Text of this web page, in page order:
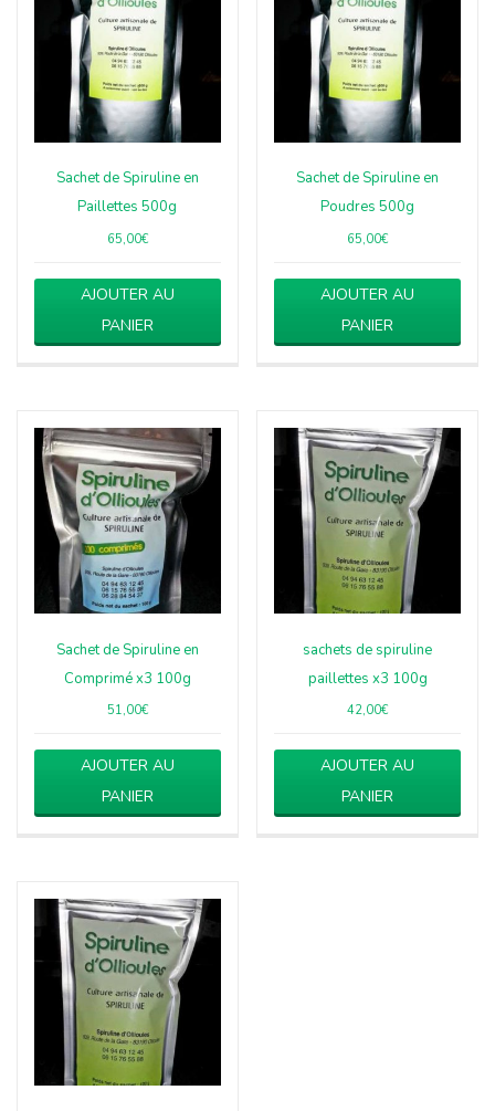
Sachet de Spiruline en
Paillettes 500g
65,00€
AJOUTER AU
PANIER
Sachet de Spiruline en
Poudres 500g
65,00€
AJOUTER AU
PANIER
Sachet de Spiruline en
Comprimé x3 100g
51,00€
AJOUTER AU
PANIER
sachets de spiruline
paillettes x3 100g
42,00€
AJOUTER AU
PANIER